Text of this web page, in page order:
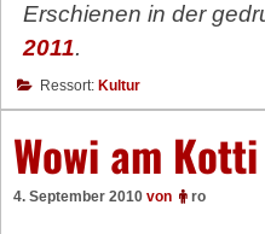
Erschienen in der
2011.
Ressort: Kultur
Wowi am Kotti
4. September 2010 von ro